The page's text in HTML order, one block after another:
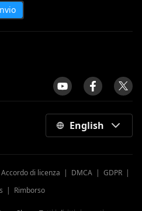
English
Accordo di licenza | DMCA | GDPR |
| Rimborso